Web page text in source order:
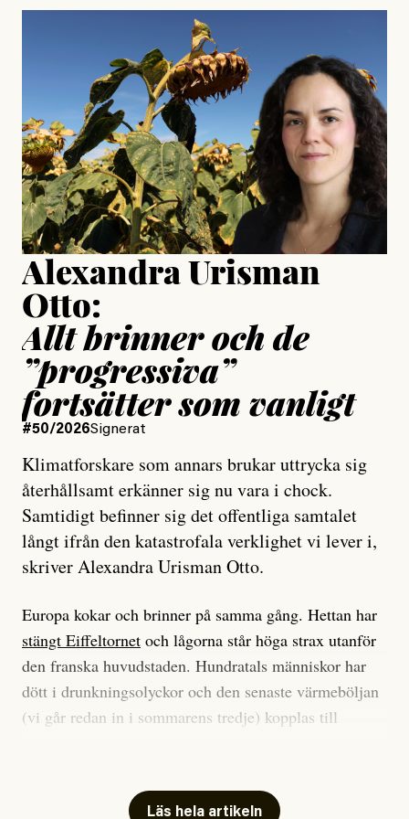
Jonas Lundström
Publicerad24 July, 2026
#23/2026
Jesper Lundby: ”Livet i sig
är ganska politiskt”
Jesper Lundby
Publicerad15 July, 2026
Uppdaterad15 July, 2026
Alexandra Urisman
Otto:
Allt brinner och de
”progressiva”
fortsätter som vanligt
#50/2026Signerat
Klimatforskare som annars brukar uttrycka sig
återhållsamt erkänner sig nu vara i chock.
Samtidigt befinner sig det offentliga samtalet
långt ifrån den katastrofala verklighet vi lever i,
skriver Alexandra Urisman Otto.
Europa kokar och brinner på samma gång. Hettan har
stängt Eiffeltornet och lågorna står höga strax utanför
den franska huvudstaden. Hundratals människor har
dött i drunkningsolyckor och den senaste värmeböljan
(vi går redan in i sommarens tredje) kopplas till
Har du också panik i hettan? Känns det som en
Läs hela artikeln